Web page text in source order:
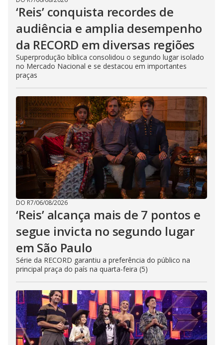
‘Reis’ conquista recordes de
audiência e amplia desempenho
da RECORD em diversas regiões
Superprodução bíblica consolidou o segundo lugar isolado
no Mercado Nacional e se destacou em importantes
praças
DO R7/06/08/2026
‘Reis’ alcança mais de 7 pontos e
segue invicta no segundo lugar
em São Paulo
Série da RECORD garantiu a preferência do público na
principal praça do país na quarta-feira (5)